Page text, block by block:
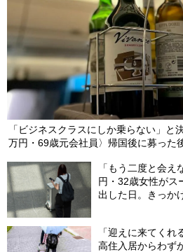
「ビジネスクラスにしか乗らない」
万円・69歳元会社員〉帰国後に募った
「もう二度と会
円・32歳女性がス
出した日。きっか
「迎えに来てく
高住入居からわず